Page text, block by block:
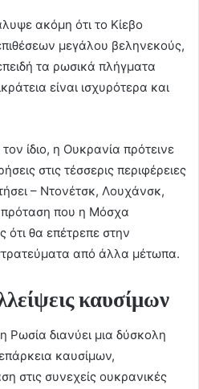
ακόμη ότι το Κίεβο
μεγάλου βεληνεκούς,
τα ρωσικά πλήγματα
είναι ισχυρότερα και
ίδιο, η Ουκρανία πρότεινε
στις τέσσερις περιφέρειες
– Ντονέτσκ, Λουχάνσκ,
πρόταση που η Μόσχα
ότι θα επέτρεπε στην
από άλλα μέτωπα.
καυσίμων
Ρωσία διανύει μια δύσκολη
καυσίμων,
στις συνεχείς ουκρανικές